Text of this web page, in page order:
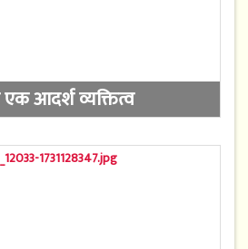
एक आदर्श व्यक्तित्व